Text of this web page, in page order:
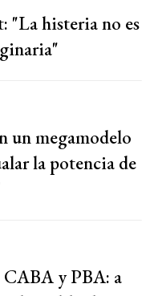
"La histeria no es
un megamodelo
la potencia de
y PBA: a